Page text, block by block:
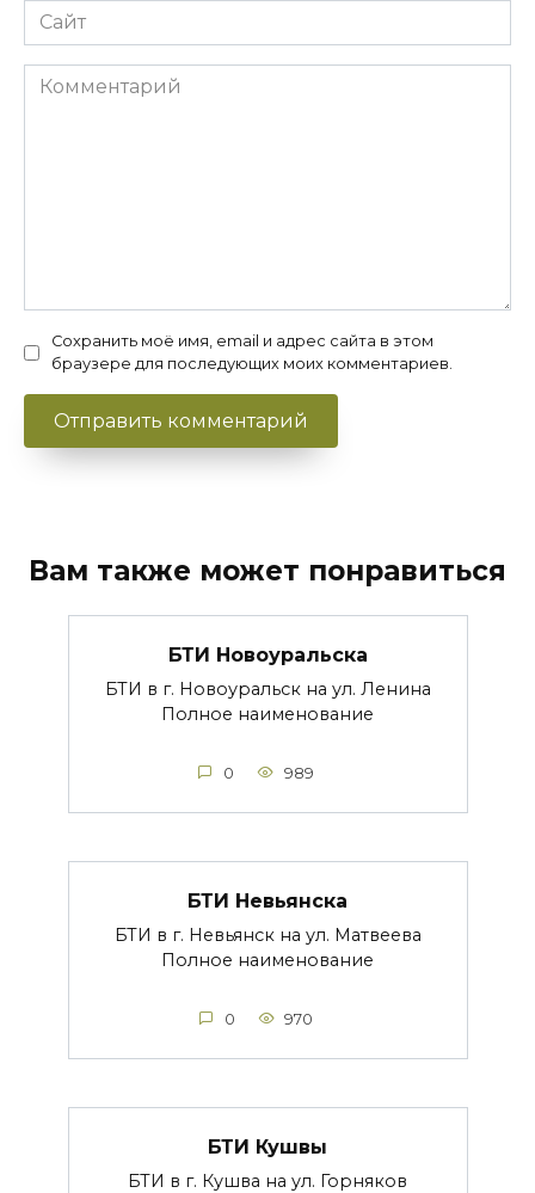
Сайт
Комментарий
Сохранить моё имя, email и адрес сайта в этом
браузере для последующих моих комментариев.
Вам также может понравиться
БТИ Новоуральска
БТИ в г. Новоуральск на ул. Ленина
Полное наименование
0 989
БТИ Невьянска
БТИ в г. Невьянск на ул. Матвеева
Полное наименование
0 970
БТИ Кушвы
БТИ в г. Кушва на ул. Горняков